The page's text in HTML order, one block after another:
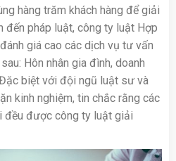
hàng trăm khách hàng để giải
đến pháp luật, công ty luật Hợp
giá cao các dịch vụ tư vấn
Hôn nhân gia đình, doanh
biệt với đội ngũ luật sư và
kinh nghiệm, tin chắc rằng các
đều được công ty luật giải